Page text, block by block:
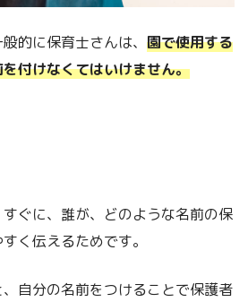
的に保育士さんは、 園で使用する
付けなくてはいけません。
ぐに、誰が、どのような名前の保
く伝えるためです。
自分の名前をつけることで保護者